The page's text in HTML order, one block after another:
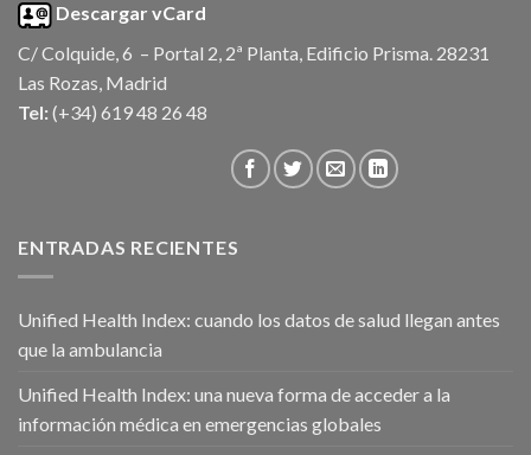
Descargar vCard
C/ Colquide, 6 – Portal 2, 2ª Planta, Edificio Prisma. 28231
Las Rozas, Madrid
Tel: (+34) 619 48 26 48
ENTRADAS RECIENTES
Unified Health Index: cuando los datos de salud llegan antes
que la ambulancia
Unified Health Index: una nueva forma de acceder a la
información médica en emergencias globales